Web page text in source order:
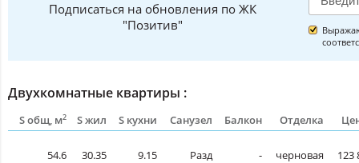
Подписаться на обновления по ЖК
"Позитив"
Двухкомнатные квартиры :
S общ, м2 S жил S кухни Санузел Балкон Отделка
54.6 30.35 9.15 Разд - черновая 123